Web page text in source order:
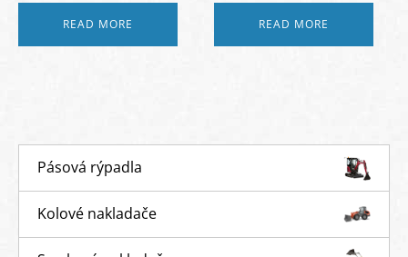
Pásová rýpadla
Kolové nakladače
READ MORE READ MORE